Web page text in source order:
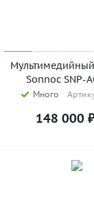
Sonnoc SNP-
Много
148 000 ₽